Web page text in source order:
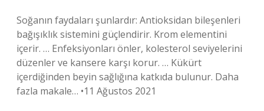
Soğanın faydaları şunlardır: Antioksidan bileşenleri
bağışıklık sistemini güçlendirir. Krom elementini
içerir. … Enfeksiyonları önler, kolesterol seviyelerini
düzenler ve kansere karşı korur. … Kükürt
içerdiğinden beyin sağlığına katkıda bulunur. Daha
fazla makale… •11 Ağustos 2021